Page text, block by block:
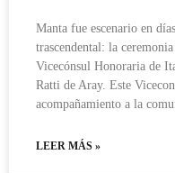
Manta fue escenario en
trascendental: la
Vicecónsul Honoraria de
Ratti de Aray. Este
acompañamiento a la
LEER MÁS »